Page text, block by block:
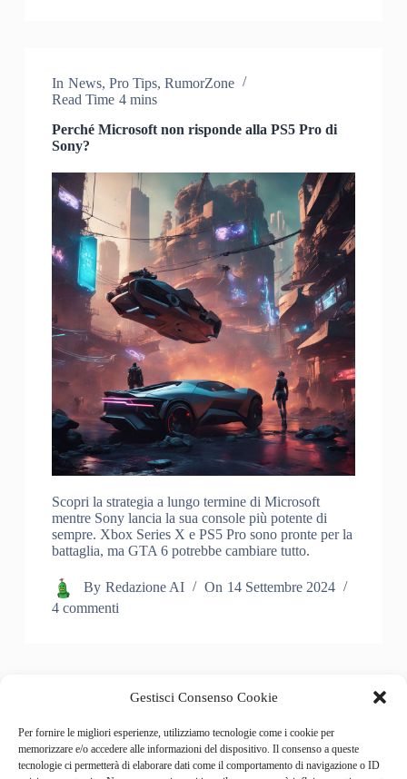
Gestisci Consenso Cookie
Per fornire le migliori esperienze, utilizziamo tecnologie come i cookie per
memorizzare e/o accedere alle informazioni del dispositivo. Il consenso a queste
tecnologie ci permetterà di elaborare dati come il comportamento di navigazione o ID
In News, Pro Tips, RumorZone
Read Time 4 mins
Perché Microsoft non risponde alla PS5 Pro di
Sony?
Scopri la strategia a lungo termine di Microsoft
mentre Sony lancia la sua console più potente di
sempre. Xbox Series X e PS5 Pro sono pronte per la
battaglia, ma GTA 6 potrebbe cambiare tutto.
By Redazione AI On 14 Settembre 2024
4 commenti